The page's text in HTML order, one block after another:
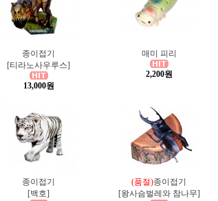
종이접기
[티라노사우루스]
13,000원
매미 피리
2,200원
종이접기
[백호]
(품절)종이접기
[왕사슴벌레와 참나무]